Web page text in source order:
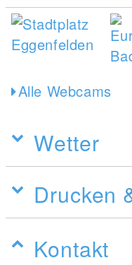
Alle Webcams
Wetter
Drucken
Kontakt